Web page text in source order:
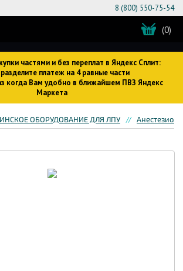
частями и без переплат в Яндекс Сплит:
платеж на 4 равные части
когда Вам удобно в ближайшем ПВЗ Яндекс
Маркета
8 (800) 550-75-54
(0)
ОБОРУДОВАНИЕ ДЛЯ ЛПУ